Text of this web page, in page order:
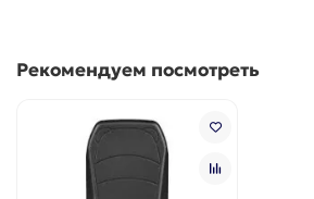
Рекомендуем посмотреть